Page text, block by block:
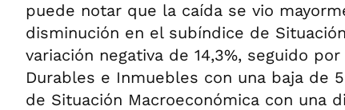
puede notar que la caída se vio
disminución en el subíndice de
variación negativa de 14,3%, seguido
Durables e Inmuebles con una baja de
de Situación Macroeconómica con una